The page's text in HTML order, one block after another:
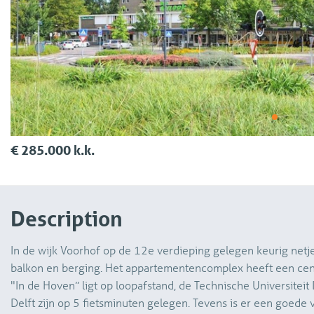
€ 285.000 k.k.
Description
In de wijk Voorhof op de 12e verdieping gelegen keurig
balkon en berging. Het appartementencomplex heeft een
"In de Hoven” ligt op loopafstand, de Technische
Delft zijn op 5 fietsminuten gelegen. Tevens is er een